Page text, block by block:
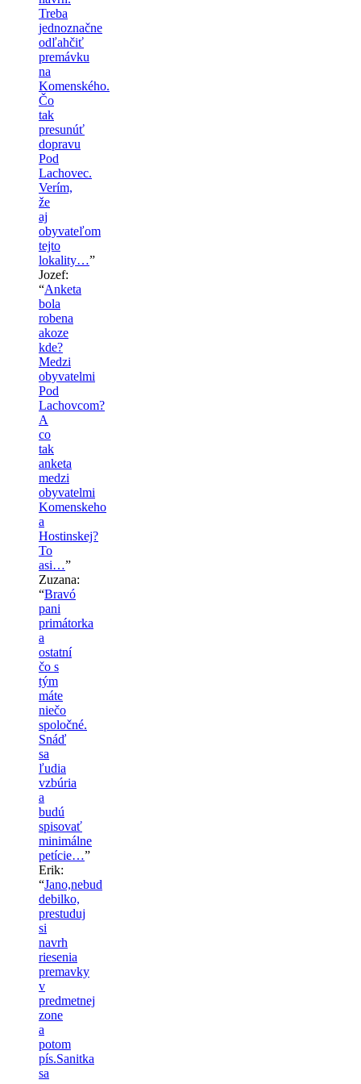
Treba
jednoznačne
odľahčiť
premávku
na
Komenského.
Čo
tak
presunúť
dopravu
Pod
Lachovec.
Verím,
že
aj
obyvateľom
tejto
lokality…”
Jozef:
“Anketa
bola
robena
akoze
kde?
Medzi
obyvatelmi
Pod
Lachovcom?
A
co
tak
anketa
medzi
obyvatelmi
Komenskeho
a
Hostinskej?
To
asi…”
Zuzana:
“Bravó
pani
primátorka
a
ostatní
čo s
tým
máte
niečo
spoločné.
Snáď
sa
ľudia
vzbúria
a
budú
spisovať
minimálne
petície…”
Erik:
“Jano,nebud
debilko,
prestuduj
si
navrh
riesenia
premavky
v
predmetnej
zone
a
potom
pís.Sanitka
sa